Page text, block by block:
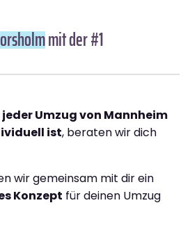
mit der #1
jeder Umzug von Mannheim
ist, beraten wir dich
wir gemeinsam mit dir ein
Konzept für deinen Umzug